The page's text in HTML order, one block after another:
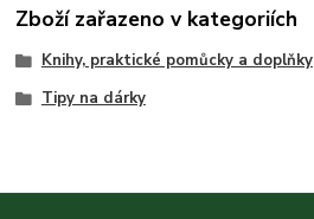
Zboží zařazeno v kategoriích
Knihy, praktické pomůcky a doplňky
Tipy na dárky